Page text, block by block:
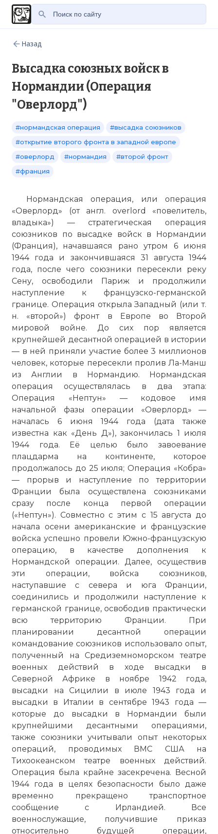
Назад
Высадка союзных войск в
Нормандии (Операция
"Оверлорд")
#нормандская операция
#высадка союзников
#открытие второго фронта в западной европе
#оверлорд
#нормандия
#второй фронт
#франция
Нормандская операция, или операция
«Оверлорд» (от англ. overlord «повелитель,
владыка») — стратегическая операция
союзников по высадке войск в Нормандии
(Франция), начавшаяся рано утром 6 июня
1944 года и закончившаяся 31 августа 1944
года, после чего союзники пересекли реку
Сену, освободили Париж и продолжили
наступление к французско-германской
границе. Операция открыла Западный (или т.
н. «второй») фронт в Европе во Второй
мировой войне. До сих пор является
крупнейшей десантной операцией в истории
— в ней приняли участие более 3 миллионов
человек, которые пересекли пролив Ла-Манш
из Англии в Нормандию. Нормандская
операция осуществлялась в два этапа:
Операция «Нептун» — кодовое имя
начальной фазы операции «Оверлорд» —
началась 6 июня 1944 года (дата также
известна как «День Д»), закончилась 1 июля
1944 года. Её целью было завоевание
плацдарма на континенте, которое
продолжалось до 25 июля; Операция «Кобра»
— прорыв и наступление по территории
Франции была осуществлена союзниками
сразу после конца первой операции
(«Нептун»). Совместно с этим с 15 августа до
начала осени американские и французские
войска успешно провели Южно-французскую
операцию, в качестве дополнения к
Нормандской операции. Далее, осуществив
эти операции, войска союзников,
наступавшие с севера и юга Франции,
соединились и продолжили наступление к
германской границе, освободив практически
всю территорию Франции. При
планировании десантной операции
командование союзников использовало опыт,
полученный на Средиземноморском театре
военных действий в ходе высадки в
Северной Африке в ноябре 1942 года,
высадки на Сицилии в июле 1943 года и
высадки в Италии в сентябре 1943 года —
которые до высадки в Нормандии были
крупнейшими десантными операциями,
также союзники учитывали опыт некоторых
операций, проводимых ВМС США на
Тихоокеанском театре военных действий.
Операция была крайне засекречена. Весной
1944 года в целях безопасности было даже
временно прекращено транспортное
сообщение с Ирландией. Все
военнослужащие, получившие приказ
относительно будущей операции,